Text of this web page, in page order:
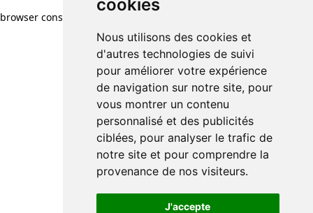
cookies
Nous utilisons des cookies et
d'autres technologies de suivi
pour améliorer votre expérience
de navigation sur notre site, pour
vous montrer un contenu
personnalisé et des publicités
ciblées, pour analyser le trafic de
notre site et pour comprendre la
provenance de nos visiteurs.
J'accepte
browser console for more information)